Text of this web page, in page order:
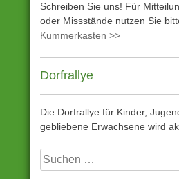
Schreiben Sie uns! Für
oder Missstände nutzen Sie
Kummerkasten >>
Dorfrallye
Die Dorfrallye für Kinder,
gebliebene Erwachsene wird
Suchen
nach: